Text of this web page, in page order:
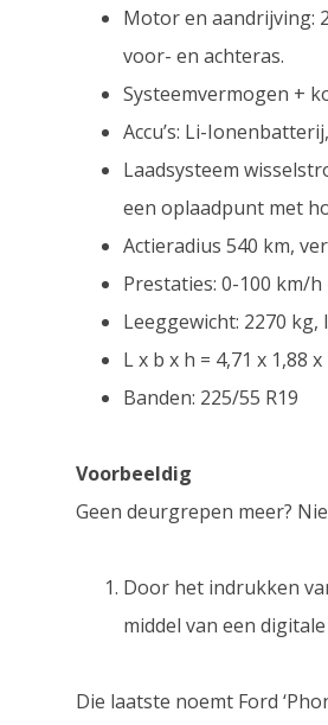
Motor en aandrijving:
voor- en achteras.
Systeemvermogen +
Accu’s: Li-
Laadsysteem
een oplaadpunt met
Actieradius 540 km,
Prestaties: 0-100 km/
Leeggewicht: 2270
L x b x h = 4,71 x 1,88
Banden: 225/55 R19
Voorbeeldig
Geen deurgrepen meer?
Door het indrukken
middel van een
Die laatste noemt Ford